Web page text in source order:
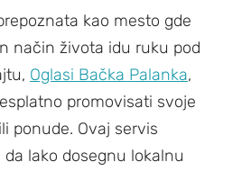
kao mesto gde
način života idu ruku pod
Oglasi Bačka Palanka,
promovisati svoje
ponude. Ovaj servis
lako dosegnu lokalnu